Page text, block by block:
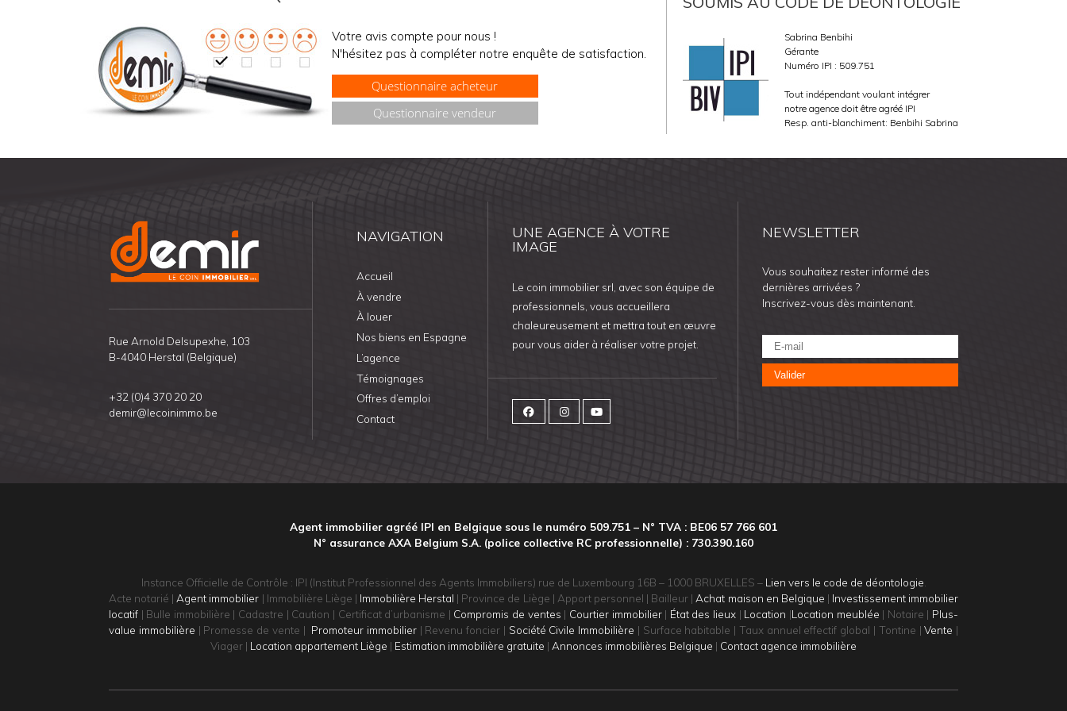
Votre avis compte pour nous !
N'hésitez pas à compléter notre enquête de satisfaction.
Questionnaire acheteur
Questionnaire vendeur
Sabrina Benbihi
Gérante
Numéro IPI : 509.751
Tout indépendant voulant intégrer
notre agence doit être agréé IPI
Resp. anti-blanchiment: Benbihi Sabrina
Rue Arnold Delsupexhe, 103
B-4040 Herstal (Belgique)
+32 (0)4 370 20 20
demir@lecoinimmo.be
NAVIGATION
Accueil
À vendre
À louer
Nos biens en Espagne
L’agence
Témoignages
Offres d’emploi
Contact
UNE AGENCE À VOTRE
IMAGE
Le coin immobilier srl, avec son équipe de
professionnels, vous accueillera
chaleureusement et mettra tout en œuvre
pour vous aider à réaliser votre projet.
NEWSLETTER
Vous souhaitez rester informé des
dernières arrivées ?
Inscrivez-vous dès maintenant.
Valider
Agent immobilier agréé IPI en Belgique sous le numéro 509.751 – N° TVA : BE06 57 766 601
N° assurance AXA Belgium S.A. (police collective RC professionnelle) : 730.390.160
Instance Officielle de Contrôle : IPI (Institut Professionnel des Agents Immobiliers) rue de Luxembourg 16B – 1000 BRUXELLES – Lien vers le code de déontologie
Acte notarié | Agent immobilier | Immobilière Liège | Immobilière Herstal | Province de Liège | Apport personnel | Bailleur | Achat maison en Belgique | Investissement immobilier
locatif | Bulle immobilière | Cadastre | Caution | Certificat d’urbanisme | Compromis de ventes | Courtier immobilier| État des lieux | Location |Location meublée | Notaire | Plus-
value immobilière | Promesse de vente | Promoteur immobilier| Revenu foncier | Société Civile Immobilière | Surface habitable | Taux annuel effectif global | Tontine |Vente |
Viager | Location appartement Liège | Estimation immobilière gratuite | Annonces immobilières Belgique | Contact agence immobilière